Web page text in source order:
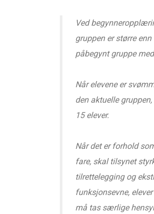
Ved
gruppen er større
påbegynt gruppe
Når elevene er
den aktuelle
15 elever.
Når det er forhold
fare, skal tilsynet
tilrettelegging og
funksjonsevne,
må tas særlige